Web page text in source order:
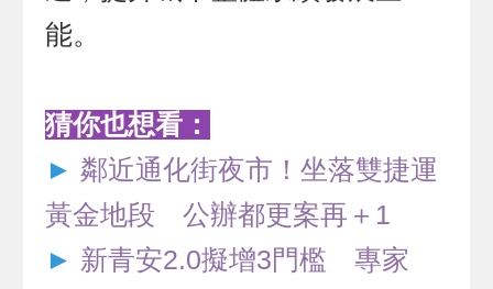
能。
猜你也想看：
► 鄰近通化街夜市！坐落雙捷運
黃金地段 公辦都更案再＋1
► 新青安2.0擬增3門檻 專家